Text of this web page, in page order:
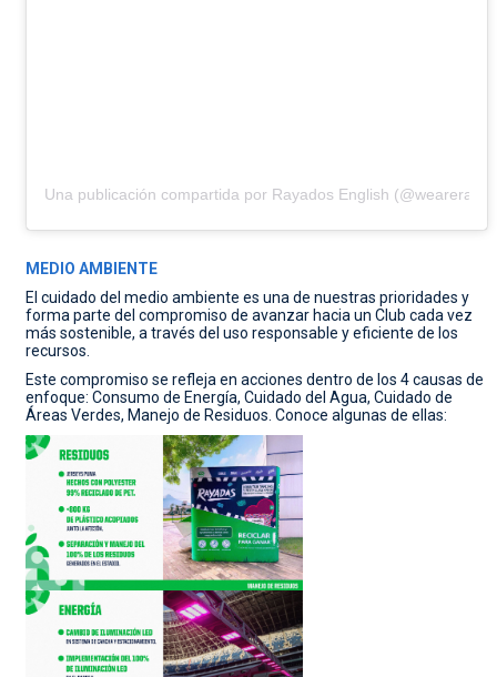
Una publicación compartida por Rayados English
MEDIO AMBIENTE
El cuidado del medio ambiente es una de nuestras prioridades y
forma parte del compromiso de avanzar hacia un Club cada vez
más sostenible, a través del uso responsable y eficiente de los
recursos.
Este compromiso se refleja en acciones dentro de los 4 causas de
enfoque: Consumo de Energía, Cuidado del Agua, Cuidado de
Áreas Verdes, Manejo de Residuos. Conoce algunas de ellas: